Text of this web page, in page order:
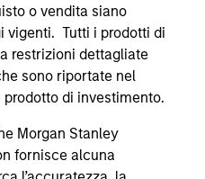
o vendita siano
vigenti. Tutti i prodotti di
restrizioni dettagliate
sono riportate nel
di investimento.
Morgan Stanley
fornisce alcuna
in questione decide
del Comparto
è registrato per la vendita,
OICVM.
il comparto si
calcolati in base al valore
delle spese, e non